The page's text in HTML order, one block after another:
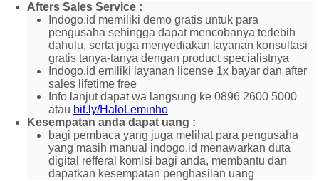
Afters Sales Service :
Indogo.id memiliki demo gratis untuk para
pengusaha sehingga dapat mencobanya terlebih
dahulu, serta juga menyediakan layanan konsultasi
gratis tanya-tanya dengan product specialistnya
Indogo.id emiliki layanan license 1x bayar dan after
sales lifetime free
Info lanjut dapat wa langsung ke 0896 2600 5000
atau bit.ly/HaloLeminho
Kesempatan anda dapat uang :
bagi pembaca yang juga melihat para pengusaha
yang masih manual indogo.id menawarkan duta
digital refferal komisi bagi anda, membantu dan
dapatkan kesempatan penghasilan uang